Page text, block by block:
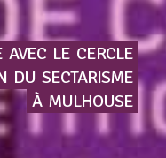
AVEC LE CERCLE
DU SECTARISME
À MULHOUSE